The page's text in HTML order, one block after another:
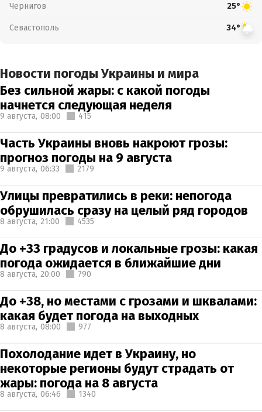
Чернигов 25°
Севастополь 34°
Новости погоды Украины и мира
Без сильной жары: с какой погоды
начнется следующая неделя
9 августа, 08:00 415
Часть Украины вновь накроют грозы:
прогноз погоды на 9 августа
9 августа, 06:33 2179
Улицы превратились в реки: непогода
обрушилась сразу на целый ряд городов
8 августа, 21:00 4535
До +33 градусов и локальные грозы: какая
погода ожидается в ближайшие дни
8 августа, 20:00 790
До +38, но местами с грозами и шквалами:
какая будет погода на выходных
8 августа, 08:00 977
Похолодание идет в Украину, но
некоторые регионы будут страдать от
жары: погода на 8 августа
8 августа, 06:46 1340